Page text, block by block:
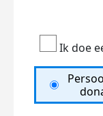
Ik doe